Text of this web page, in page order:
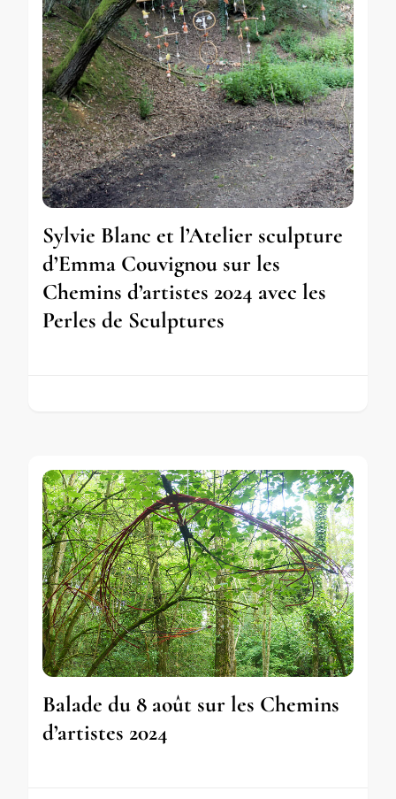
Sylvie Blanc et l’Atelier sculpture
d’Emma Couvignou sur les
Chemins d’artistes 2024 avec les
Perles de Sculptures
Balade du 8 août sur les Chemins
d’artistes 2024